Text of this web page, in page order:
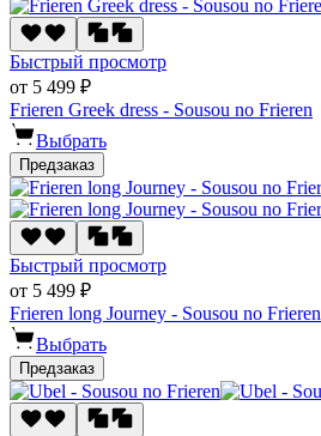
Быстрый просмотр
от 5 499 ₽
Frieren Greek dress - Sousou no Frieren
Выбрать
Предзаказ
Быстрый просмотр
от 5 499 ₽
Frieren long Journey - Sousou no Frieren
Выбрать
Предзаказ